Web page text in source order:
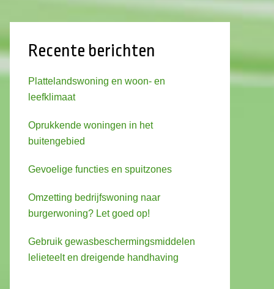
Recente berichten
Plattelandswoning en woon- en
leefklimaat
Oprukkende woningen in het
buitengebied
Gevoelige functies en spuitzones
Omzetting bedrijfswoning naar
burgerwoning? Let goed op!
Gebruik gewasbeschermingsmiddelen
lelieteelt en dreigende handhaving